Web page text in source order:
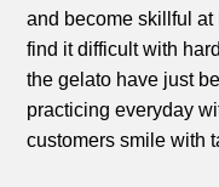
and become skillful at
find it difficult with
the gelato have just
practicing everyday
customers smile with